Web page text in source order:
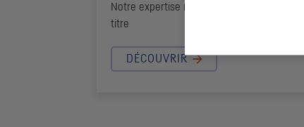
Notre expertise reconnue sur les métiers du
titre
DÉCOUVRIR